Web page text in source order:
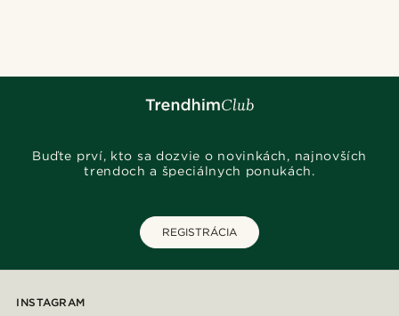
Buďte prví, kto sa dozvie o novinkách, najnovších
trendoch a špeciálnych ponukách.
REGISTRÁCIA
INSTAGRAM